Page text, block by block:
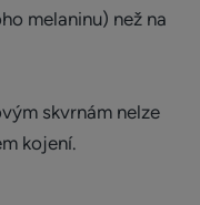
melaninu) než na
skvrnám nelze
kojení.